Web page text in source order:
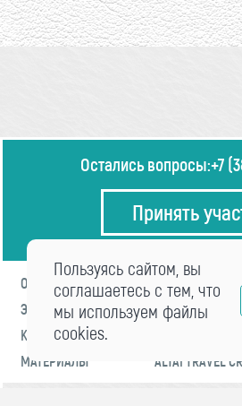
Остались вопросы:+7
Принять
О ФОРУМЕ
ПРОГРАММА
ЭКСПЕРТЫ
НОВОСТИ
КОНТАКТЫ
МАТЕРИАЛЫ
ALTAI TRAVEL
Пользуясь сайтом, вы
соглашаетесь с тем, что
мы используем файлы
cookies.